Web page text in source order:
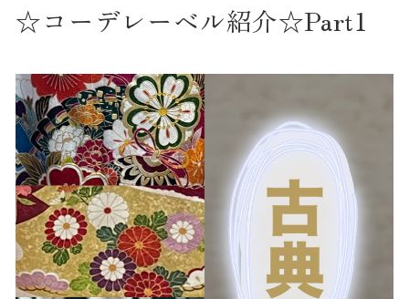
☆コーデレーベル紹介☆Part1